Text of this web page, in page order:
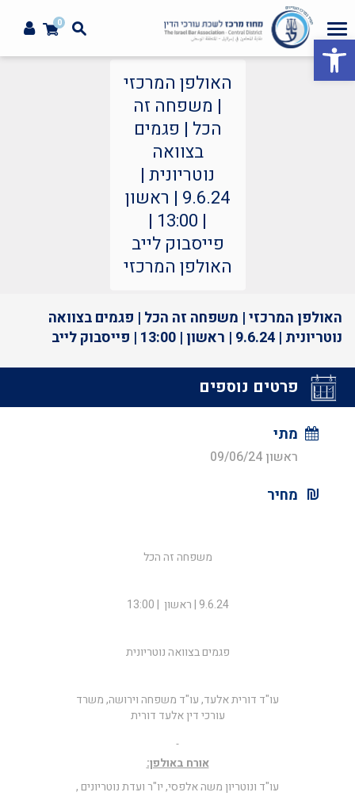
פתח סרגל נגישות
0
האולפן המרכזי
| משפחה זה
הכל | פגמים
בצוואה
נוטריונית |
9.6.24 | ראשון
| 13:00 |
פייסבוק לייב
האולפן המרכזי
האולפן המרכזי | משפחה זה הכל | פגמים בצוואה
נוטריונית | 9.6.24 | ראשון | 13:00 | פייסבוק לייב
פרטים נוספים
מתי
ראשון 09/06/24
מחיר
משפחה זה הכל
9.6.24 | ראשון | 13:00
פגמים בצוואה נוטריונית
עו"ד דורית אלעד, עו"ד משפחה וירושה, משרד
עורכי דין אלעד דורית
אורח באולפן:
עו"ד ונוטריון משה אלפסי, יו"ר ועדת נוטריונים ,